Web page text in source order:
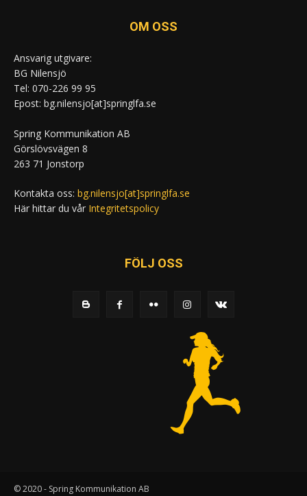
OM OSS
Ansvarig utgivare:
BG Nilensjö
Tel: 070-226 99 95
Epost: bg.nilensjo[at]springlfa.se
Spring Kommunikation AB
Görslövsvägen 8
263 71 Jonstorp
Kontakta oss: bg.nilensjo[at]springlfa.se
Här hittar du vår Integritetspolicy
FÖLJ OSS
© 2020 - Spring Kommunikation AB